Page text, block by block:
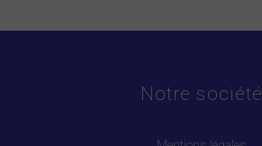
Notre société